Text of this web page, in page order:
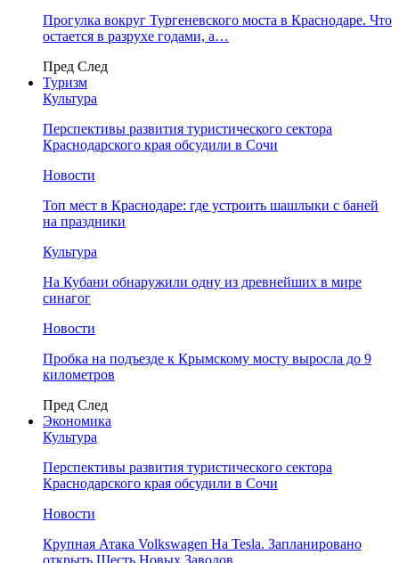
Прогулка вокруг Тургеневского моста в Краснодаре. Что
остается в разрухе годами, а…
Пред След
Туризм
Культура
Перспективы развития туристического сектора
Краснодарского края обсудили в Сочи
Новости
Топ мест в Краснодаре: где устроить шашлыки с баней
на праздники
Культура
На Кубани обнаружили одну из древнейших в мире
синагог
Новости
Пробка на подъезде к Крымскому мосту выросла до 9
километров
Пред След
Экономика
Культура
Перспективы развития туристического сектора
Краснодарского края обсудили в Сочи
Новости
Крупная Атака Volkswagen На Tesla. Запланировано
открыть Шесть Новых Заводов